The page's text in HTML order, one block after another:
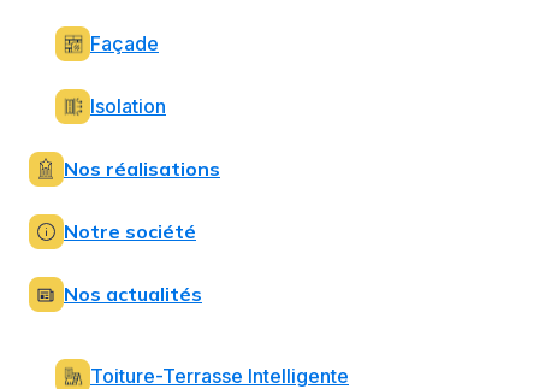
Façade
Isolation
Nos réalisations
Notre société
Nos actualités
Toiture-Terrasse Intelligente